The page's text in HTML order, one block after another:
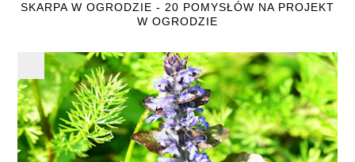
SKARPA W OGRODZIE - 20 POMYSŁÓW NA PROJEKT
W OGRODZIE